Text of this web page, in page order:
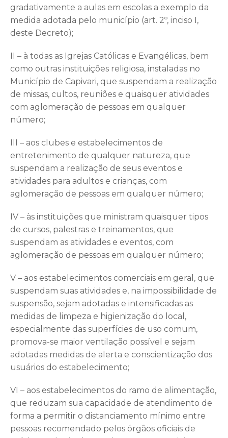
gradativamente a aulas em escolas a exemplo da
medida adotada pelo município (art. 2º, inciso I,
deste Decreto);
II – à todas as Igrejas Católicas e Evangélicas, bem
como outras instituições religiosa, instaladas no
Município de Capivari, que suspendam a realização
de missas, cultos, reuniões e quaisquer atividades
com aglomeração de pessoas em qualquer
número;
III – aos clubes e estabelecimentos de
entretenimento de qualquer natureza, que
suspendam a realização de seus eventos e
atividades para adultos e crianças, com
aglomeração de pessoas em qualquer número;
IV – às instituições que ministram quaisquer tipos
de cursos, palestras e treinamentos, que
suspendam as atividades e eventos, com
aglomeração de pessoas em qualquer número;
V – aos estabelecimentos comerciais em geral, que
suspendam suas atividades e, na impossibilidade de
suspensão, sejam adotadas e intensificadas as
medidas de limpeza e higienização do local,
especialmente das superfícies de uso comum,
promova-se maior ventilação possível e sejam
adotadas medidas de alerta e conscientização dos
usuários do estabelecimento;
VI – aos estabelecimentos do ramo de alimentação,
que reduzam sua capacidade de atendimento de
forma a permitir o distanciamento mínimo entre
pessoas recomendado pelos órgãos oficiais de